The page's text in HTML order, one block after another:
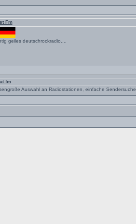
Fm
geiles deutschrockradio....
Auswahl an Radiostationen, einfache